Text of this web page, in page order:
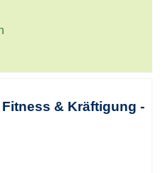
& Kräftigung -